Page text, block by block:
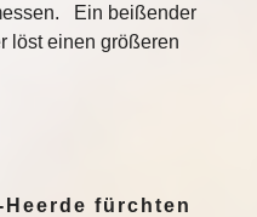
Ein beißender
löst einen größeren
fürchten